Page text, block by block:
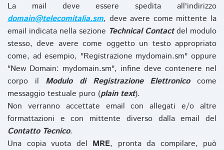
La mail deve essere spedita all'indirizzo
domain@telecomitalia.sm, deve avere come mittente la
email indicata nella sezione Technical Contactdel modulo
stesso, deve avere come oggetto un testo appropriato
come, ad esempio, "Registrazione mydomain.sm" oppure
"New Domain: mydomain.sm", infine deve contenere nel
corpo il Modulo di Registrazione Elettronicocome
messaggio testuale puro (plain text).
Non verranno accettate email con allegati e/o altre
formattazioni e con mittente diverso dalla email del
Contatto Tecnico.
Una copia vuota del MRE, pronta da compilare, può